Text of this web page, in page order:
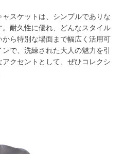
ャスケットは、シンプルでありな
耐久性に優れ、どんなスタイル
ら特別な場面まで幅広く活用可
で、洗練された大人の魅力を引
クセントとして、ぜひコレクシ